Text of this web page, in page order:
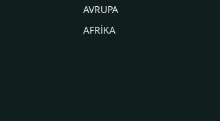
AVRUPA
AFRİKA